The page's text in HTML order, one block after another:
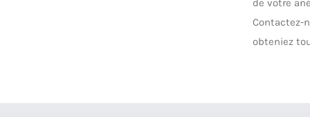
de votre
Contactez-
obteniez